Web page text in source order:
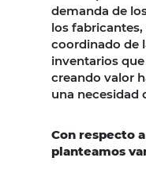
demanda de
los
coordinado de
inventarios
creando valor
una necesidad
Con respecto
planteamos